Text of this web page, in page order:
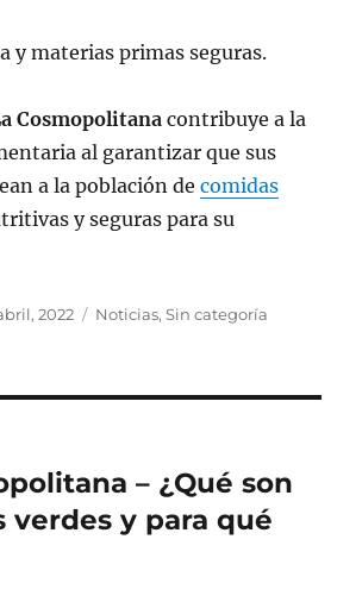
y materias primas seguras.
Cosmopolitana contribuye a la
al garantizar que sus
a la población decomidas
y seguras para su
2022 Categorías
Noticias,Sin categoría
– ¿Qué son
verdes y para qué